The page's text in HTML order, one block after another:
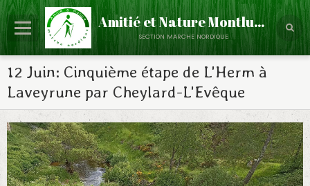
Amitié et Nature Montluçon
section marche nordique
Accueil
Le Club
Partenaires
Calendrier
Évènements
12 Juin: Cinquième étape de L'Herm à
Laveyrune par Cheylard-L'Evêque